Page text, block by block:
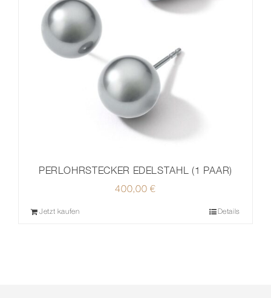
PERLOHRSTECKER EDELSTAHL (1 PAAR)
400,00 €
Jetzt kaufen Details